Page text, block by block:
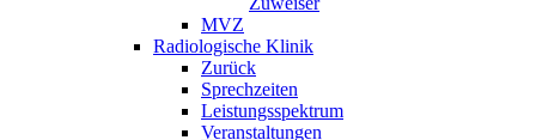
MVZ
Radiologische Klinik
Zurück
Sprechzeiten
Leistungsspektrum
Veranstaltungen